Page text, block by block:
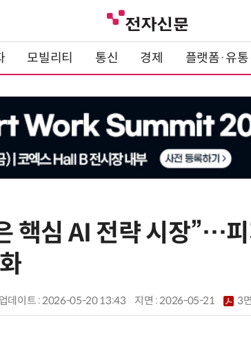
모빌리티 통신 경제 플랫폼·유통
핵심 AI 전략 시장”…
업데이트 : 2026-05-20 13:43 지면 :2026-05-21 3면